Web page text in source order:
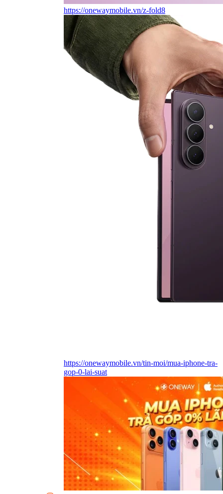
https://onewaymobile.vn/z-fold8
https://onewaymobile.vn/tin-moi/mua-iphone-tra-
gop-0-lai-suat